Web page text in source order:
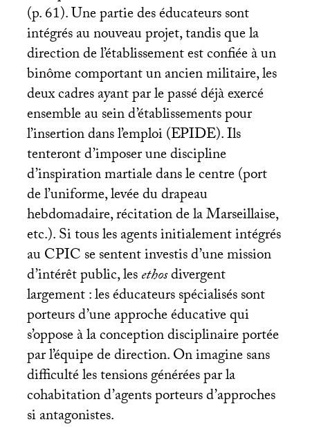
(p. 61). Une partie des éducateurs sont
intégrés au nouveau projet, tandis que la
direction de l’établissement est confiée à un
binôme comportant un ancien militaire, les
deux cadres ayant par le passé déjà exercé
ensemble au sein d’établissements pour
l’insertion dans l’emploi (EPIDE). Ils
tenteront d’imposer une discipline
d’inspiration martiale dans le centre (port
de l’uniforme, levée du drapeau
hebdomadaire, récitation de la Marseillaise,
etc.). Si tous les agents initialement intégrés
auCPICse sentent investis d’une mission
d’intérêt public, lesethosdivergent
largement : les éducateurs spécialisés sont
porteurs d’une approche éducative qui
s’oppose à la conception disciplinaire portée
par l’équipe de direction. On imagine sans
difficulté les tensions générées par la
cohabitation d’agents porteurs d’approches
si antagonistes.